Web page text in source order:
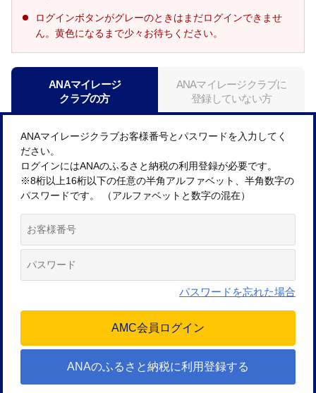
ログインボタンがグレーのときはまだログインできませ
ん。黄色になるまで少々お待ちください。
ANAマイレージ
クラブの方
ANAマイレージクラブに
登録していない方
ANAマイレージクラブお客様番号とパスワードを入力してく
ださい。
ログインにはANAのふるさと納税の利用登録が必要です。
※8桁以上16桁以下の任意の半角アルファベット、半角数字の
パスワードです。 （アルファベットと数字の混在）
パスワードを忘れた場合
ANAのふるさと納税に利用登録する